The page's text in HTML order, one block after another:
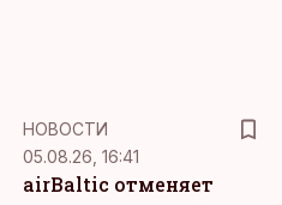
НОВОСТИ
05.08.26, 16:41
airBaltic отменяет